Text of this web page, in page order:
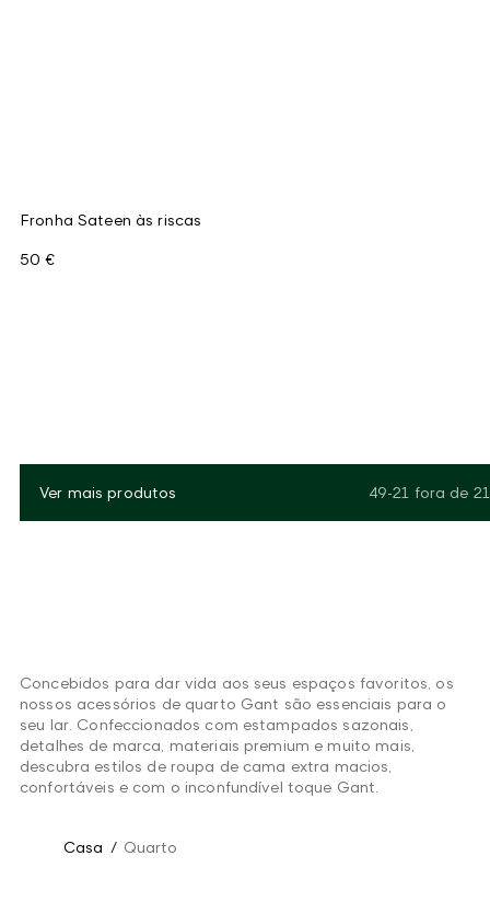
Fronha Sateen às riscas
50 €
Ver mais produtos 49-21 fora de 21
Concebidos para dar vida aos seus espaços favoritos, os
nossos acessórios de quarto Gant são essenciais para o
seu lar. Confeccionados com estampados sazonais,
detalhes de marca, materiais premium e muito mais,
descubra estilos de roupa de cama extra macios,
confortáveis e com o inconfundível toque Gant.
Casa / Quarto